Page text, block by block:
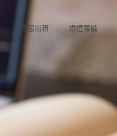
禮服出租 婚禮籌備